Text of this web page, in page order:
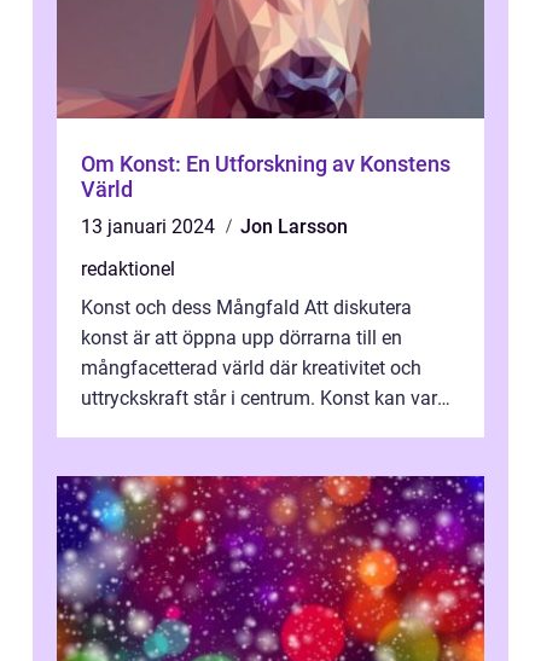
Om Konst: En Utforskning av Konstens
Värld
13 januari 2024
Jon Larsson
redaktionel
Konst och dess Mångfald Att diskutera
konst är att öppna upp dörrarna till en
mångfacetterad värld där kreativitet och
uttryckskraft står i centrum. Konst kan vara